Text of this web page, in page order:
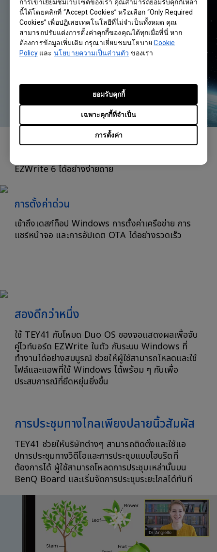
การเข้าเยี่ยมชมเว็บไซต์ของเรา คุณสามารถยอมรับคุกกี้เหล่า
นี้ได้โดยคลิกที่ “Accept Cookies” หรือเลือก “Only Required
Cookies” เพื่อปฏิเสธเทคโนโลยีที่ไม่จำเป็นทั้งหมด คุณ
สามารถปรับแต่งการตั้งค่าคุกกี้ของคุณได้ทุกเมื่อที่นี่ หาก
ต้องการข้อมูลเพิ่มเติม กรุณาเยี่ยมชมนโยบายCookie
Policyและนโยบายความเป็นส่วนตัว ของเรา
การตั้งค่า
เฉพาะคุกกี้ที่จำเป็น
ยอมรับคุกกี้
EZWrite 6 ได้อย่างง่ายดาย
การตั้งค่าด่วน
เข้าถึงเดสก์ท็อป Windows การตั้งค่าเครือข่าย การ
แชร์หน้าจอ และการอัปเดต OTA ได้อย่างรวดเร็ว
สองดีกว่าหนึ่ง
ใช้ TEY41 กับโหมด Duo OS ของจอแสดงผลเพื่อจับ
คู่ไวท์บอร์ด EZWrite ในตัว กับระบบ Windows ที่
ทำงานได้อย่างสมบูรณ์ ช่วยให้ผู้ใช้สามารถโหลดและใช้
ไฟล์และแอพที่ใช้ Windows ได้พร้อม ๆ กันเพื่อ
ประสบการณ์ที่ยืดหยุ่นยิ่งขึ้น
การประชุมทางไกลเพียงปลายนิ้วสัมผัส
TEY41 ช่วยให้บริษัทต่างๆ สามารถติดตั้งและใช้แอ
ปการประชุมทางวิดีโอและการประชุมแบบไฮบริดที่
ต้องการได้ ผู้ใช้สามารถโหลดการประชุมเหล่านั้นบน
BenQ Board และเริ่มจัดการประชุมระยะไกลได้ทันที